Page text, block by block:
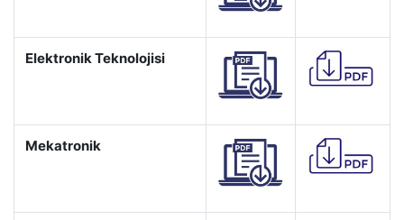
Elektronik Teknolojisi
Mekatronik